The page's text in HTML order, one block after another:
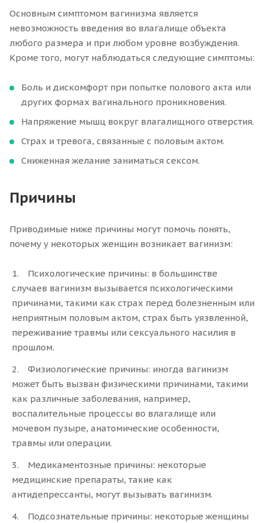
Основным симптомом вагинизма является
невозможность введения во влагалище объекта
любого размера и при любом уровне возбуждения.
Кроме того, могут наблюдаться следующие симптомы:
Боль и дискомфорт при попытке полового акта или
других формах вагинального проникновения.
Напряжение мышц вокруг влагалищного отверстия.
Страх и тревога, связанные с половым актом.
Сниженная желание заниматься сексом.
Причины
Приводимые ниже причины могут помочь понять,
почему у некоторых женщин возникает вагинизм:
Психологические причины: в большинстве
случаев вагинизм вызывается психологическими
причинами, такими как страх перед болезненным или
неприятным половым актом, страх быть уязвленной,
переживание травмы или сексуального насилия в
прошлом.
Физиологические причины: иногда вагинизм
может быть вызван физическими причинами, такими
как различные заболевания, например,
воспалительные процессы во влагалище или
мочевом пузыре, анатомические особенности,
травмы или операции.
Медикаментозные причины: некоторые
медицинские препараты, такие как
антидепрессанты, могут вызывать вагинизм.
Подсознательные причины: некоторые женщины